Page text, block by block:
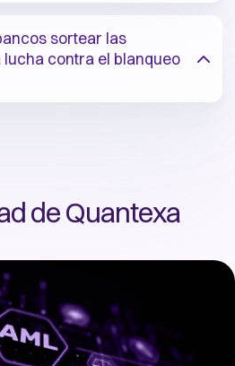
sortear las
contra el blanqueo
de Quantexa